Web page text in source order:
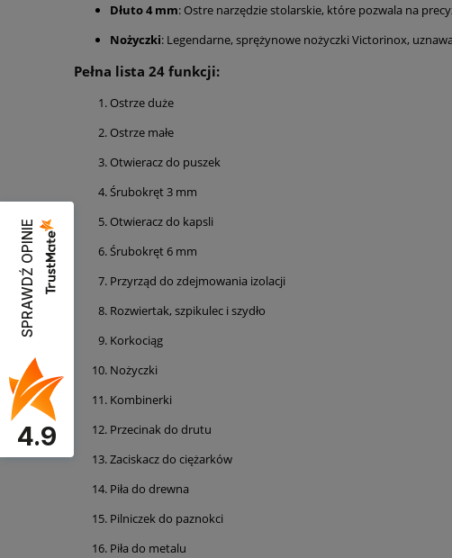
Dłuto 4 mm: Ostre narzędzie stolarskie, które pozwala na
Nożyczki: Legendarne, sprężynowe nożyczki Victorinox,
Pełna lista 24 funkcji:
Ostrze duże
Ostrze małe
Otwieraczdo puszek
Śrubokręt 3 mm
Otwieracz do kapsli
Śrubokręt 6 mm
Przyrząd do zdejmowania izolacji
Rozwiertak, szpikulec i szydło
Korkociąg
Nożyczki
Kombinerki
Przecinak do drutu
Zaciskaczdo ciężarków
Piła do drewna
Pilniczek do paznokci
Piła do metalu
SPRAWDŹ OPINIE
4.9